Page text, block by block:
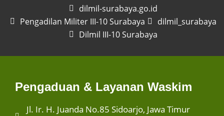
dilmil-surabaya.go.id
Pengadilan Militer III-10 Surabaya
dilmil_surabaya
Dilmil III-10 Surabaya
Pengaduan & Layanan Waskim
Jl. Ir. H. Juanda No.85 Sidoarjo, Jawa Timur